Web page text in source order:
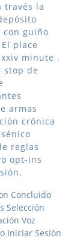
través la
guiño
place
minute ,
stop de
armas
crónica
reglas
opt-ins
Concluido
Selección
Voz
Iniciar Sesión